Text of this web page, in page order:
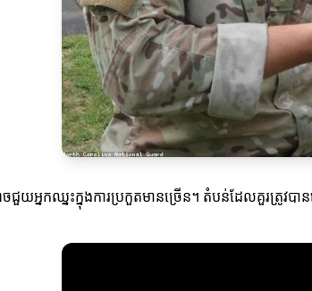
យអ្នកឈ្នះក្នុងការប្រកួតមានច្រើន។ តំបន់ដែលគួរត្រូវបា